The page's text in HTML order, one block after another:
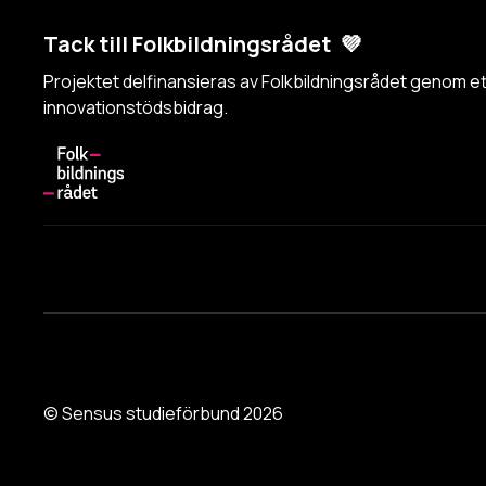
Tack till Folkbildningsrådet 💜
Projektet delfinansieras av Folkbildningsrådet genom
innovationstödsbidrag.
© Sensus studieförbund 2026